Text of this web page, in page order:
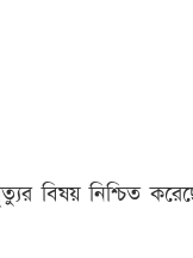
বিষয় নিশ্চিত